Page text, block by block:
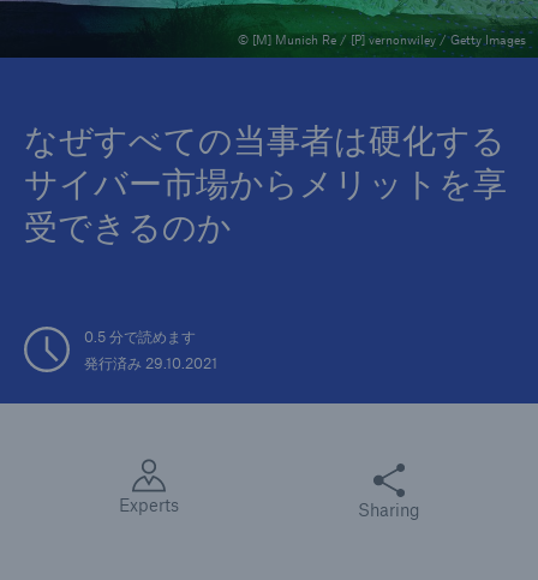
なぜすべての当事者は硬化する
サイバー市場からメリットを享
受できるのか
0.5 分で読めます
発行済み 29.10.2021
© [M] Munich Re / [P] vernonwiley / Getty Images
Experts
この記事をシェアす
Sharing